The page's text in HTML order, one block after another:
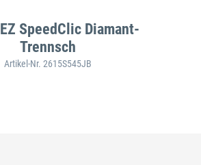
SpeedClic Diamant-
Trennsch
Artikel-Nr. 2615S545JB